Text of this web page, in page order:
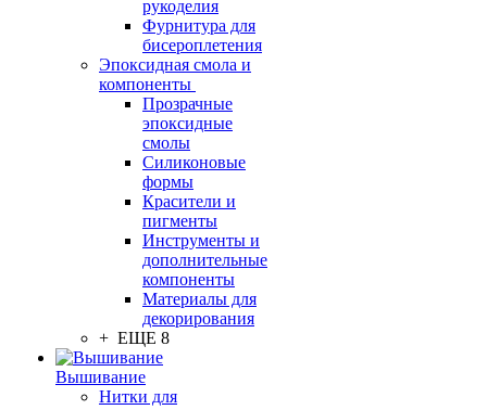
рукоделия
Фурнитура для
бисероплетения
Эпоксидная смола и
компоненты
Прозрачные
эпоксидные
смолы
Силиконовые
формы
Красители и
пигменты
Инструменты и
дополнительные
компоненты
Материалы для
декорирования
+ ЕЩЕ 8
Вышивание
Нитки для